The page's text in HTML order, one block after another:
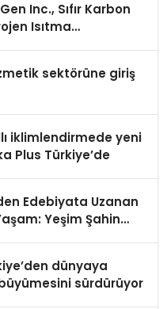
Inc., Sıfır Karbon
Isıtma
sektörüne giriş
iklimlendirmede yeni
Plus Türkiye’de
Edebiyata Uzanan
Yeşim Şahin
dünyaya
sürdürüyor